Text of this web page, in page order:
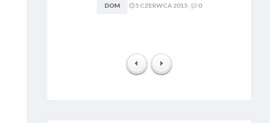
DOM 5 CZERWCA 2015 0